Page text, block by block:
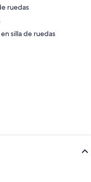
ruedas
silla de ruedas